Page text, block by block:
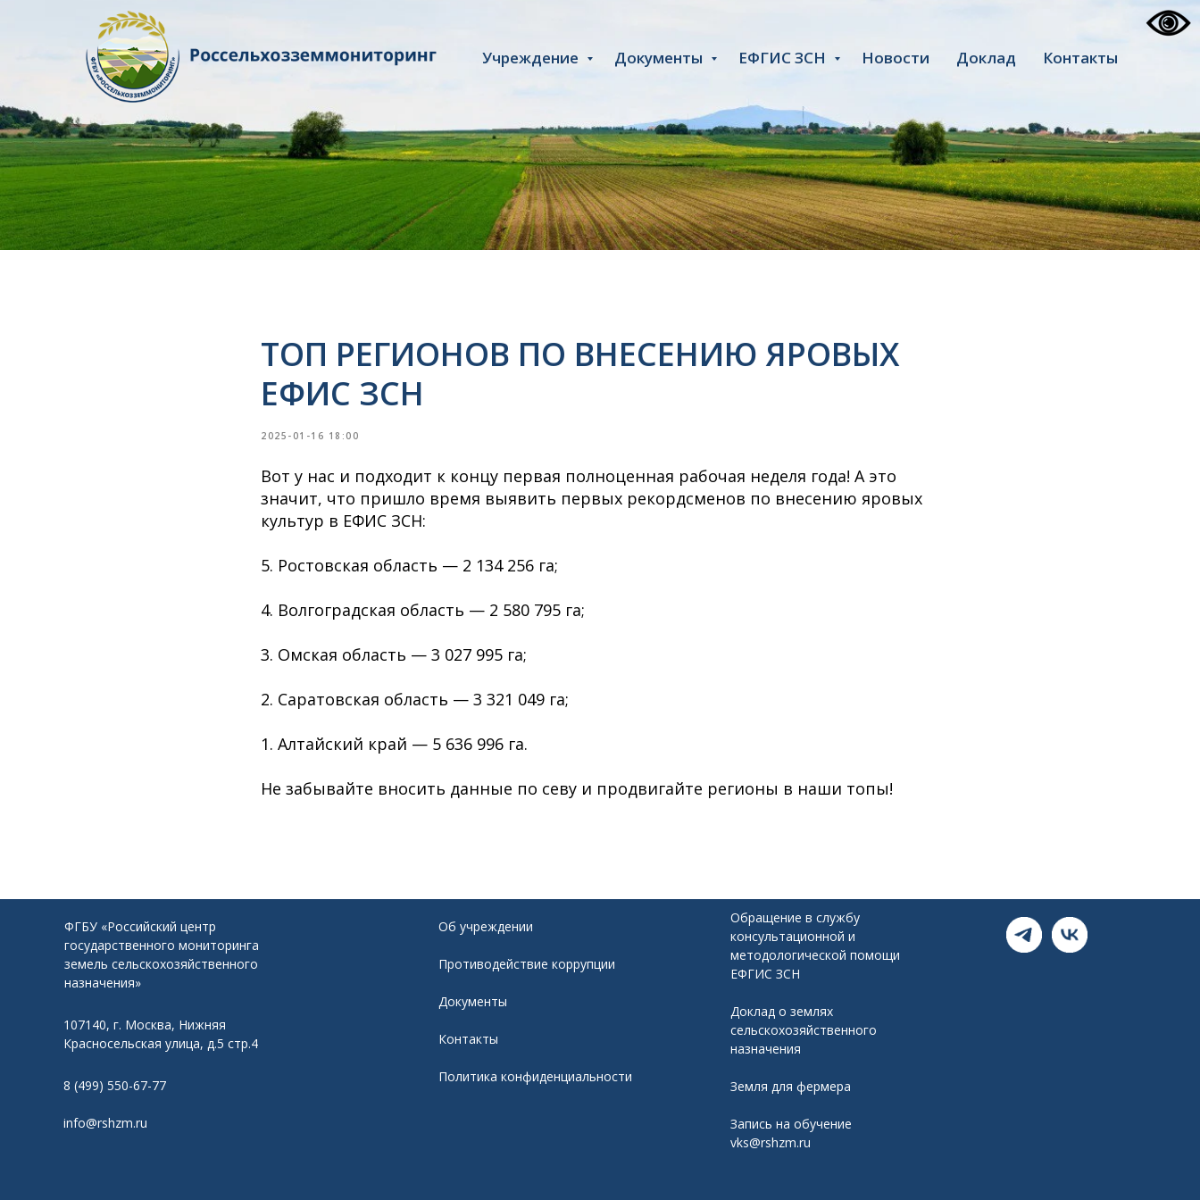
Учреждение Документы ЕФГИС ЗСН Новости Доклад Контакты
ТОП РЕГИОНОВ ПО ВНЕСЕНИЮ ЯРОВЫХ
ЕФИС ЗСН
2025-01-16 18:00
Вот у нас и подходит к концу первая полноценная рабочая неделя года! А это
значит, что пришло время выявить первых рекордсменов по внесению яровых
культур в ЕФИС ЗСН:
5. Ростовская область — 2 134 256 га;
4. Волгоградская область — 2 580 795 га;
3. Омская область — 3 027 995 га;
2. Саратовская область — 3 321 049 га;
1. Алтайский край — 5 636 996 га.
Не забывайте вносить данные по севу и продвигайте регионы в наши топы!
ФГБУ «Российский центр
государственного мониторинга
земель сельскохозяйственного
назначения»
107140, г. Москва, Нижняя
Красносельская улица, д.5 стр.4
8 (499) 550-67-77
info@rshzm.ru
Об учреждении
Противодействие коррупции
Документы
Контакты
Политика конфиденциальности
Обращение в службу
консультационной и
методологической помощи
ЕФГИС ЗСН
Доклад о землях
сельскохозяйственного
назначения
Земля для фермера
Запись на обучение
vks@rshzm.ru